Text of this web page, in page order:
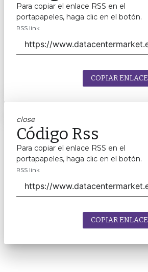
Para copiar el enlace RSS en el
portapapeles, haga clic en el botón.
RSS link
COPIAR ENLACE
close
Código Rss
Para copiar el enlace RSS en el
portapapeles, haga clic en el botón.
RSS link
COPIAR ENLACE